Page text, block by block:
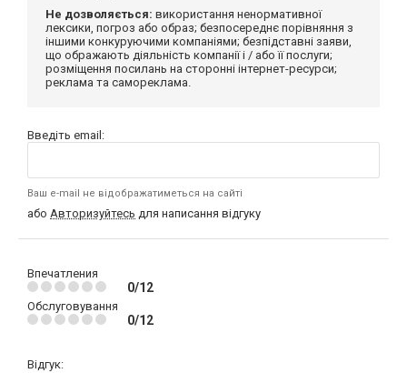
Не дозволяється: використання ненормативної
лексики, погроз або образ; безпосереднє порівняння з
іншими конкуруючими компаніями; безпідставні заяви,
що ображають діяльність компанії і / або її послуги;
розміщення посилань на сторонні інтернет-ресурси;
реклама та самореклама.
Введіть email:
Ваш e-mail не відображатиметься на сайті
або Авторизуйтесь для написання відгуку
Впечатления
0/12
Обслуговування
0/12
Відгук: